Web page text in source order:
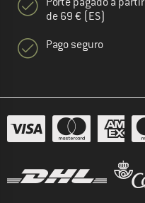
de 69 € (ES)
Pago seguro